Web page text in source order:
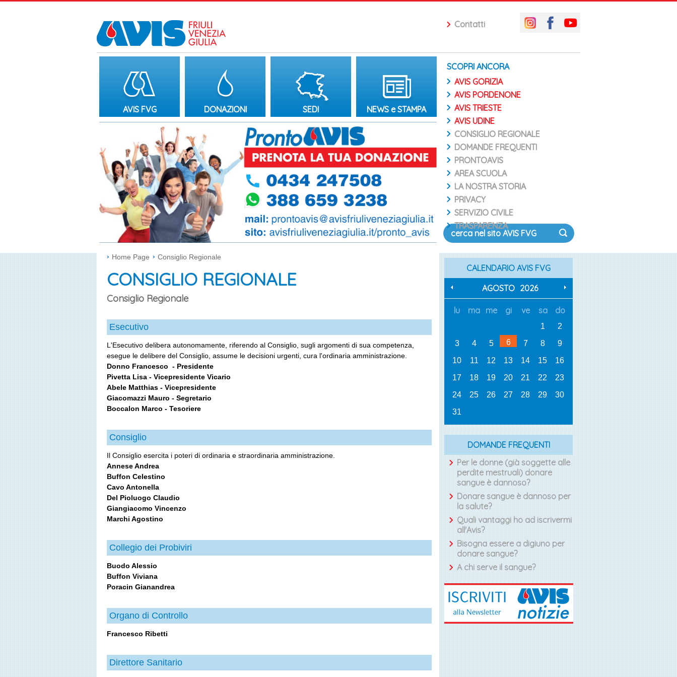
Contatti
AVIS FVG DONAZIONI SEDI NEWS e STAMPA
SCOPRI ANCORA
AVIS GORIZIA
AVIS PORDENONE
AVIS TRIESTE
AVIS UDINE
CONSIGLIO REGIONALE
DOMANDE FREQUENTI
PRONTOAVIS
AREA SCUOLA
LA NOSTRA STORIA
PRIVACY
SERVIZIO CIVILE
TRASPARENZA
Home Page Consiglio Regionale
CONSIGLIO REGIONALE
Consiglio Regionale
Esecutivo
L'Esecutivo delibera autonomamente, riferendo al Consiglio, sugli argomenti di sua competenza,
esegue le delibere del Consiglio, assume le decisioni urgenti, cura l'ordinaria amministrazione.
Donno Francesco - Presidente
Pivetta Lisa - Vicepresidente Vicario
Abele Matthias - Vicepresidente
Giacomazzi Mauro - Segretario
Boccalon Marco - Tesoriere
Consiglio
Il Consiglio esercita i poteri di ordinaria e straordinaria amministrazione.
Annese Andrea
Buffon Celestino
Cavo Antonella
Del Pioluogo Claudio
Giangiacomo Vincenzo
Marchi Agostino
Collegio dei Probiviri
Buodo Alessio
Buffon Viviana
Poracin Gianandrea
Organo di Controllo
Francesco Ribetti
Direttore Sanitario
CALENDARIO AVIS FVG
AGOSTO 2026
lu ma me gi ve sa do
1
2
3
4 5 6 7 8
9
10
11 12 13 14 15
16
17
18 19 20 21 22
23
24
25 26 27 28 29
30
31
DOMANDE FREQUENTI
Per le donne (già soggette alle
perdite mestruali) donare
sangue è dannoso?
Donare sangue è dannoso per
la salute?
Quali vantaggi ho ad iscrivermi
all'Avis?
Bisogna essere a digiuno per
donare sangue?
A chi serve il sangue?